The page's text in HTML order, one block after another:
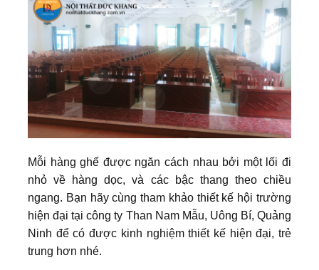
Mỗi hàng ghế được ngăn cách nhau bởi một lối đi
nhỏ về hàng dọc, và các bậc thang theo chiều
ngang. Bạn hãy cùng tham khảo thiết kế hội trường
hiện đại tại công ty Than Nam Mẫu, Uông Bí, Quảng
Ninh để có được kinh nghiệm thiết kế hiện đại, trẻ
trung hơn nhé.